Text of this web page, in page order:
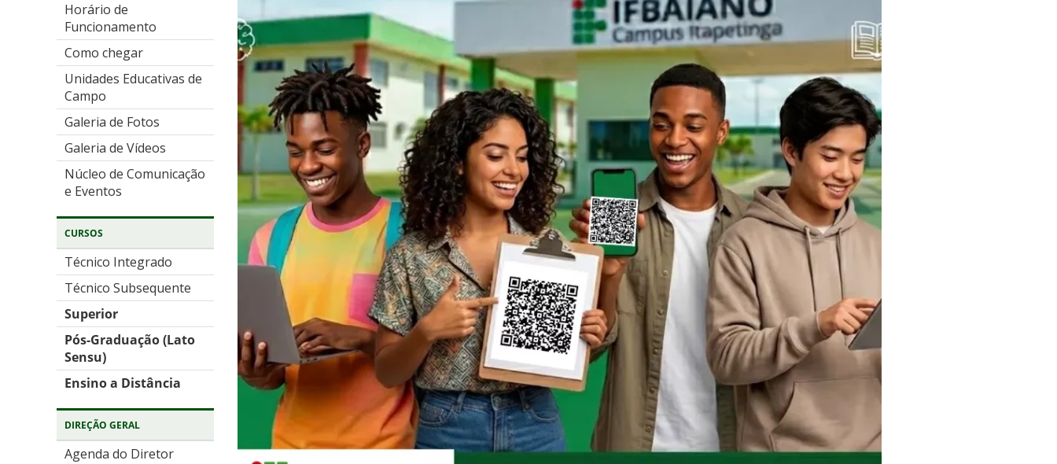
Horário de
Funcionamento
Como chegar
Unidades Educativas de
Campo
Galeria de Fotos
Galeria de Vídeos
Núcleo de Comunicação
e Eventos
CURSOS
Técnico Integrado
Técnico Subsequente
Superior
Pós-Graduação (Lato
Sensu)
Ensino a Distância
DIREÇÃO GERAL
Agenda do Diretor